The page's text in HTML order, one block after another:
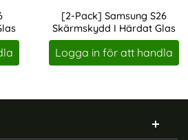
[2-Pack] Samsung S26
Skärmskydd I Härdat Glas
Art. nr 247121
Logga in för att handla
och länkar